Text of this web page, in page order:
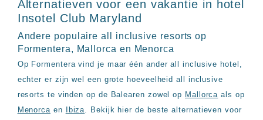
Alternatieven voor een vakantie in hotel
Insotel Club Maryland
Andere populaire all inclusive resorts op
Formentera, Mallorca en Menorca
Op Formentera vind je maar één ander all inclusive hotel,
echter er zijn wel een grote hoeveelheid all inclusive
resorts te vinden op de Balearen zowel op Mallorca als op
Menorca en Ibiza. Bekijk hier de beste alternatieven voor